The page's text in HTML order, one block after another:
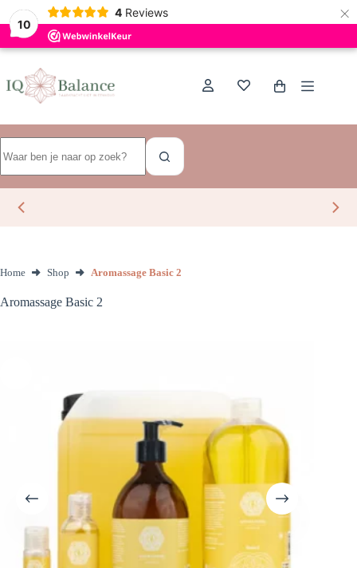
10
4 Reviews ×
Ga
de
inhoud
Winkelwagen
resultaten
Home Shop Aromassage Basic 2
Aromassage Basic 2